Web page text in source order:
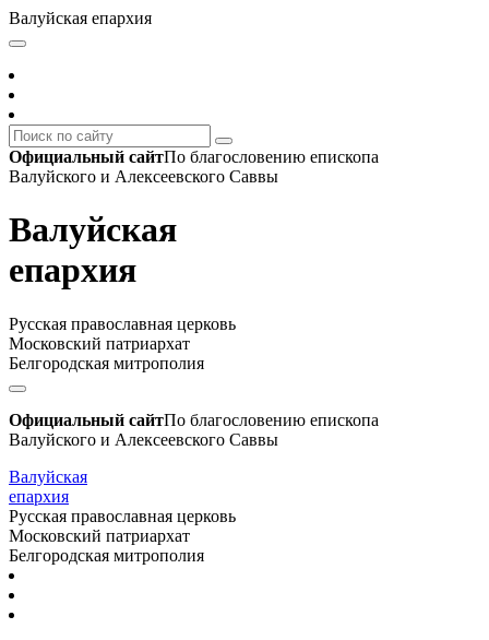
Валуйская епархия
Официальный сайтПо благословению епископа
Валуйского и Алексеевского Саввы
Валуйская
епархия
Русская православная церковь
Московский патриархат
Белгородская митрополия
Официальный сайтПо благословению епископа
Валуйского и Алексеевского Саввы
Валуйская
епархия
Русская православная церковь
Московский патриархат
Белгородская митрополия